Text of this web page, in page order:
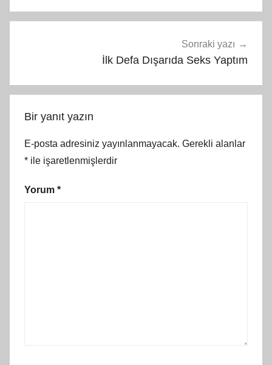
Sonraki yazı
İlk Defa Dışarıda Seks Yaptım
Bir yanıt yazın
E-posta adresiniz yayınlanmayacak. Gerekli alanlar
* ile işaretlenmişlerdir
Yorum *